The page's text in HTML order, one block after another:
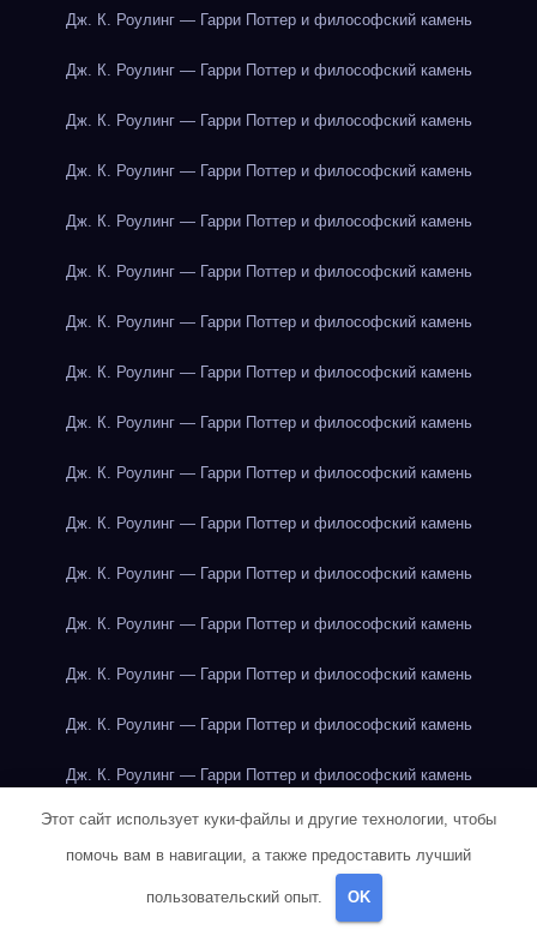
Дж. К. Роулинг — Гарри Поттер и философский камень
Дж. К. Роулинг — Гарри Поттер и философский камень
Дж. К. Роулинг — Гарри Поттер и философский камень
Дж. К. Роулинг — Гарри Поттер и философский камень
Дж. К. Роулинг — Гарри Поттер и философский камень
Дж. К. Роулинг — Гарри Поттер и философский камень
Дж. К. Роулинг — Гарри Поттер и философский камень
Дж. К. Роулинг — Гарри Поттер и философский камень
Дж. К. Роулинг — Гарри Поттер и философский камень
Дж. К. Роулинг — Гарри Поттер и философский камень
Дж. К. Роулинг — Гарри Поттер и философский камень
Дж. К. Роулинг — Гарри Поттер и философский камень
Дж. К. Роулинг — Гарри Поттер и философский камень
Дж. К. Роулинг — Гарри Поттер и философский камень
Дж. К. Роулинг — Гарри Поттер и философский камень
Дж. К. Роулинг — Гарри Поттер и философский камень
Дж. К. Роулинг — Гарри Поттер и философский камень
Дж. К. Роулинг — Гарри Поттер и философский камень
Дж. К. Роулинг — Гарри Поттер и философский камень
Этот сайт использует куки-файлы и другие технологии, чтобы
помочь вам в навигации, а также предоставить лучший
пользовательский опыт. OK